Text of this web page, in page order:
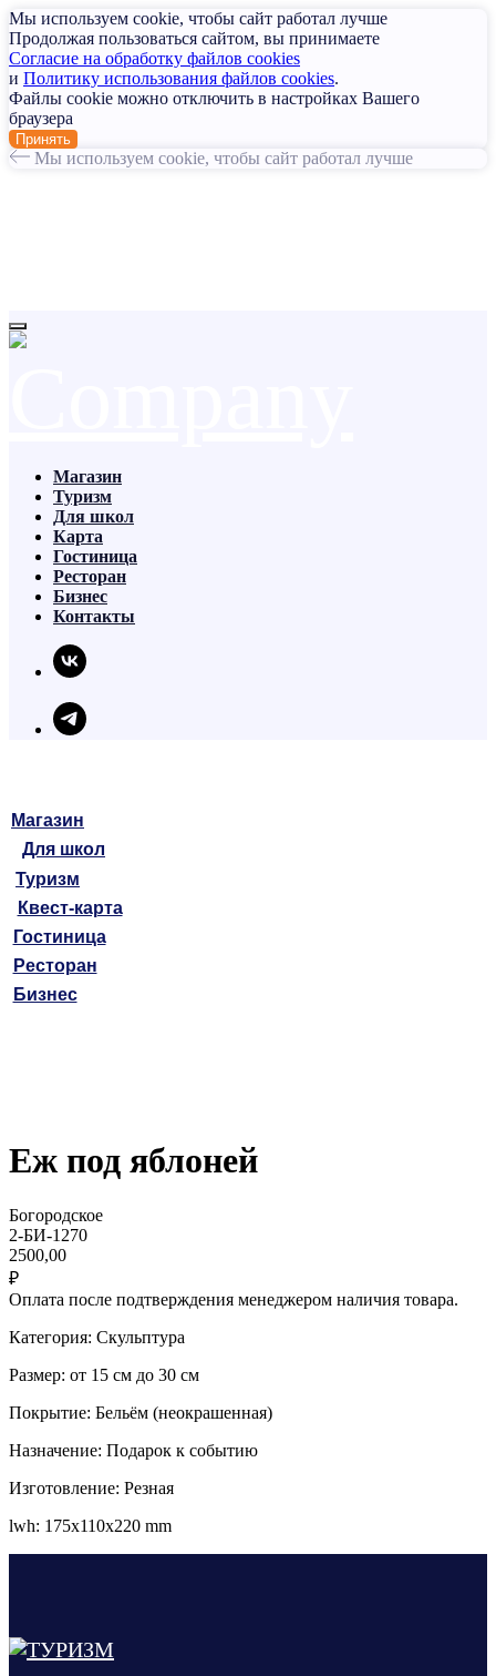
Мы используем cookie, чтобы сайт работал лучше
Продолжая пользоваться сайтом, вы принимаете
Согласие на обработку файлов cookies
и Политику использования файлов cookies.
Файлы cookie можно отключить в настройках Вашего
браузера
Принять
Мы используем cookie, чтобы сайт работал лучше
Магазин
Для школ
Туризм
Квест-карта
Гостиница
Ресторан
Бизнес
Магазин
Туризм
Для школ
Карта
Гостиница
Ресторан
Бизнес
Контакты
Еж под яблоней
Богородское
2-БИ-1270
2500,00
₽
Оплата после подтверждения менеджером наличия товара.
Категория: Скульптура
Размер: от 15 см до 30 см
Покрытие: Бельём (неокрашенная)
Назначение: Подарок к событию
Изготовление: Резная
lwh: 175x110x220 mm